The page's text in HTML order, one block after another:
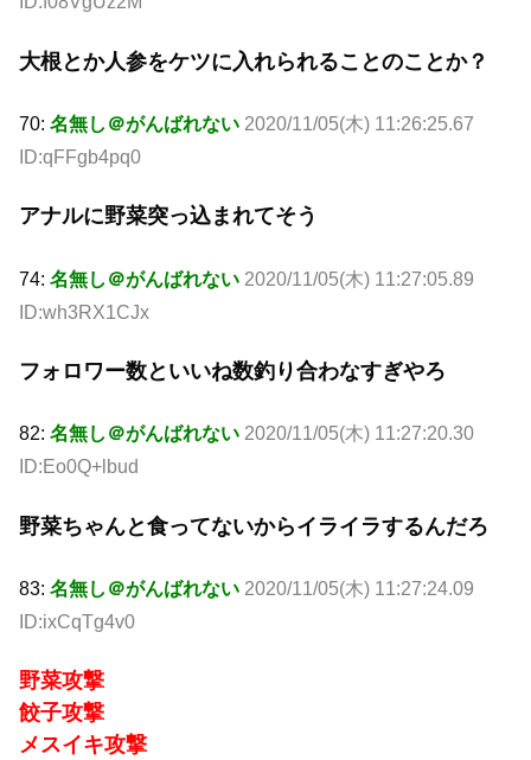
大根とか人参をケツに入れられることのことか？
70: 名無し＠がんばれない 2020/11/05(木) 11:26:25.67
ID:qFFgb4pq0
アナルに野菜突っ込まれてそう
74: 名無し＠がんばれない 2020/11/05(木) 11:27:05.89
ID:wh3RX1CJx
フォロワー数といいね数釣り合わなすぎやろ
82: 名無し＠がんばれない 2020/11/05(木) 11:27:20.30
ID:Eo0Q+lbud
野菜ちゃんと食ってないからイライラするんだろ
83: 名無し＠がんばれない 2020/11/05(木) 11:27:24.09
ID:ixCqTg4v0
野菜攻撃
餃子攻撃
メスイキ攻撃